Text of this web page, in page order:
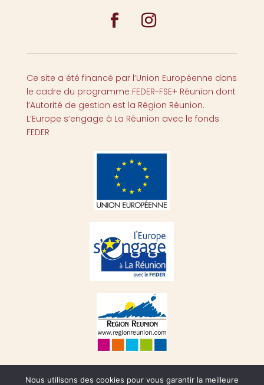
Ce site a été financé par l’Union Européenne dans
le cadre du programme FEDER-FSE+ Réunion dont
l’Autorité de gestion est la Région Réunion.
L’Europe s’engage à La Réunion avec le fonds
FEDER
Nous utilisons des cookies pour vous garantir la meilleure